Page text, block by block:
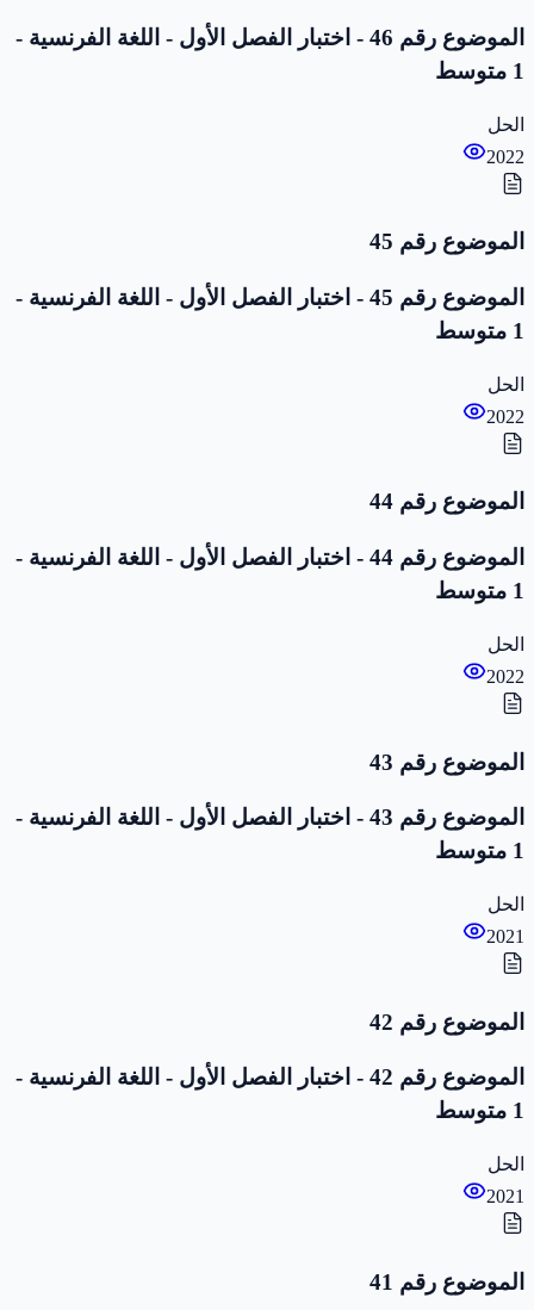
الموضوع رقم 46 - اختبار الفصل الأول - اللغة الفرنسية -
1 متوسط
الحل
2022
الموضوع رقم 45
الموضوع رقم 45 - اختبار الفصل الأول - اللغة الفرنسية -
1 متوسط
الحل
2022
الموضوع رقم 44
الموضوع رقم 44 - اختبار الفصل الأول - اللغة الفرنسية -
1 متوسط
الحل
2022
الموضوع رقم 43
الموضوع رقم 43 - اختبار الفصل الأول - اللغة الفرنسية -
1 متوسط
الحل
2021
الموضوع رقم 42
الموضوع رقم 42 - اختبار الفصل الأول - اللغة الفرنسية -
1 متوسط
الحل
2021
الموضوع رقم 41